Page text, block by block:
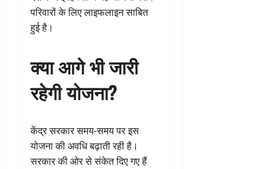
परिवारों के लिए लाइफलाइन साबित
हुई है।
क्या आगे भी जारी
रहेगी योजना?
केंद्र सरकार समय-समय पर इस
योजना की अवधि बढ़ाती रही है।
सरकार की ओर से संकेत दिए गए हैं